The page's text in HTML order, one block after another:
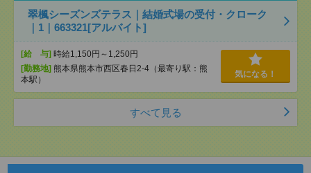
翠楓シーズンズテラス｜結婚式場の受付・クローク
｜1｜663321[アルバイト]
[給 与] 時給1,150円～1,250円
[勤務地] 熊本県熊本市西区春日2-4（最寄り駅：熊
本駅）
気になる！
すべて見る